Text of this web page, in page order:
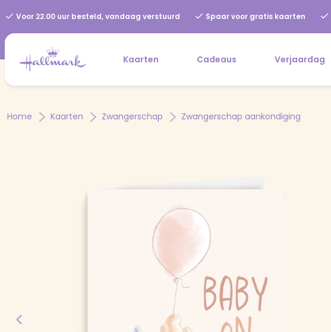
Voor 22.00 uur besteld, vandaag verstuurd Spaar voor gratis kaarten
Kaarten Cadeaus Verjaardag
Home Kaarten Zwangerschap Zwangerschap aankondiging